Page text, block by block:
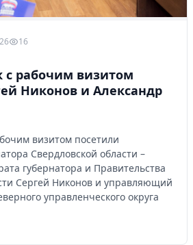
16
с рабочим визитом
Никонов и Александр
визитом посетили
Свердловской области –
губернатора и Правительства
Сергей Никонов и управляющий
управленческого округа